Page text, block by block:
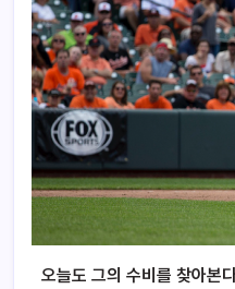
오늘도 그의 수비를 찾아본